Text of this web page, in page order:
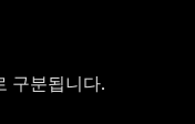
구분됩니다.